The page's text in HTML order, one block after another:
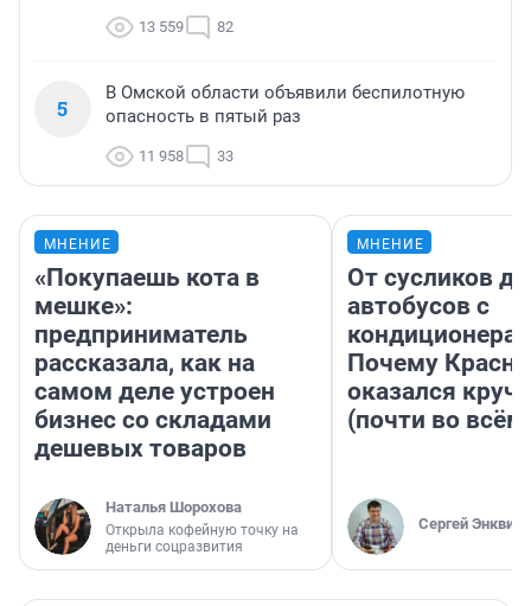
13 559 82
5
В Омской области объявили беспилотную
опасность в пятый раз
11 958 33
МНЕНИЕ
«Покупаешь кота в
мешке»:
предприниматель
рассказала, как на
самом деле устроен
бизнес со складами
дешевых товаров
Наталья Шорохова
Открыла кофейную точку на
деньги соцразвития
МНЕНИЕ
От сусликов до
автобусов с
Почему
оказался
(почти во
Сергей Энквист